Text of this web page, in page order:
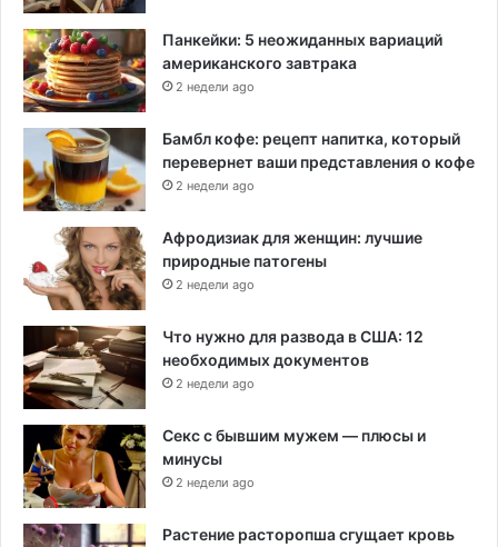
Панкейки: 5 неожиданных вариаций
американского завтрака
2 недели ago
Бамбл кофе: рецепт напитка, который
перевернет ваши представления о кофе
2 недели ago
Афродизиак для женщин: лучшие
природные патогены
2 недели ago
Что нужно для развода в США: 12
необходимых документов
2 недели ago
Секс с бывшим мужем — плюсы и
минусы
2 недели ago
Растение расторопша сгущает кровь